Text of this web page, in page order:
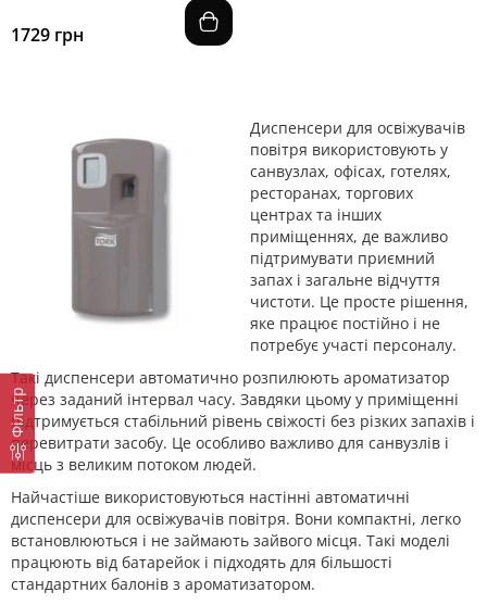
Фільтр
1729 грн
Диспенсери для освіжувачів
повітря використовують у
санвузлах, офісах, готелях,
ресторанах, торгових
центрах та інших
приміщеннях, де важливо
підтримувати приємний
запах і загальне відчуття
чистоти. Це просте рішення,
яке працює постійно і не
потребує участі персоналу.
Такі диспенсери автоматично розпилюють ароматизатор
через заданий інтервал часу. Завдяки цьому у приміщенні
підтримується стабільний рівень свіжості без різких запахів і
перевитрати засобу. Це особливо важливо для санвузлів і
місць з великим потоком людей.
Найчастіше використовуються настінні автоматичні
диспенсери для освіжувачів повітря. Вони компактні, легко
встановлюються і не займають зайвого місця. Такі моделі
працюють від батарейок і підходять для більшості
стандартних балонів з ароматизатором.